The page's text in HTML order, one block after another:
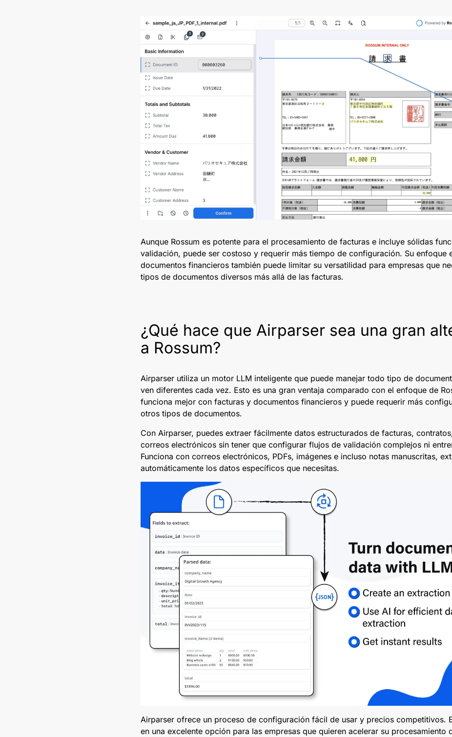
Aunque Rossum es potente para el procesamiento de facturas e incluye sólidas
validación, puede ser costoso y requerir más tiempo de configuración. Su enfoque
documentos financieros también puede limitar su versatilidad para empresas que
tipos de documentos diversos más allá de las facturas.
¿Qué hace que Airparser sea una gran
a Rossum?
Airparser utiliza un motor LLM inteligente que puede manejar todo tipo de
ven diferentes cada vez. Esto es una gran ventaja comparado con el enfoque de
funciona mejor con facturas y documentos financieros y puede requerir más
otros tipos de documentos.
Con Airparser, puedes extraer fácilmente datos estructurados de facturas,
correos electrónicos sin tener que configurar flujos de validación complejos ni
Funciona con correos electrónicos, PDFs, imágenes e incluso notas manuscritas,
automáticamente los datos específicos que necesitas.
Airparser ofrece un proceso de configuración fácil de usar y precios competitivos.
en una excelente opción para las empresas que quieren acelerar su procesamiento